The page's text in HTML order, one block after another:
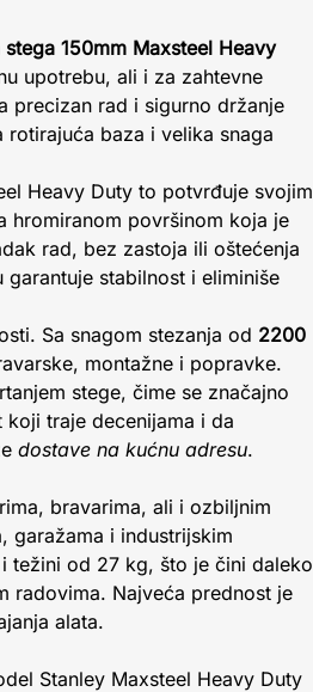
stega 150mm Maxsteel Heavy
upotrebu, ali i za zahtevne
precizan rad i sigurno držanje
baza i velika snaga
Heavy Duty to potvrđuje svojim
hromiranom površinom koja je
rad, bez zastoja ili oštećenja
stabilnost i eliminiše
Sa snagom stezanja od 2200
montažne i popravke.
stege, čime se značajno
traje decenijama i da
dostave na kućnu adresu.
bravarima, ali i ozbiljnim
garažama i industrijskim
težini od 27 kg, što je čini daleko
radovima. Najveća prednost je
alata.
Stanley Maxsteel Heavy Duty